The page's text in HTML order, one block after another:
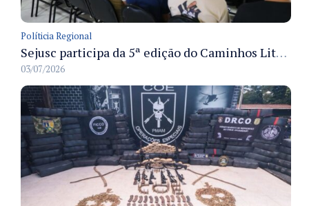
Políticia Regional
Sejusc participa da 5ª edição do Caminhos Literários com foco na cultura hip-hop nas unidades socioeducativas
03/07/2026